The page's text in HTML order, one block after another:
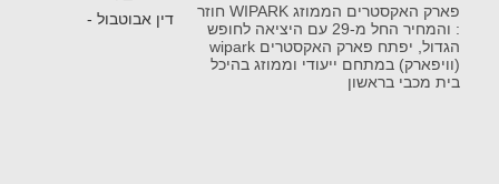
פארק האקסטרים הממוזג WIPARK חוזר
: והמחיר החל מ-29 עם היציאה לחופש
הגדול, יפתח פארק האקסטרים wipark
(וויפארק) במתחם ייעודי וממוזג בהיכל
בית מכבי בראשון